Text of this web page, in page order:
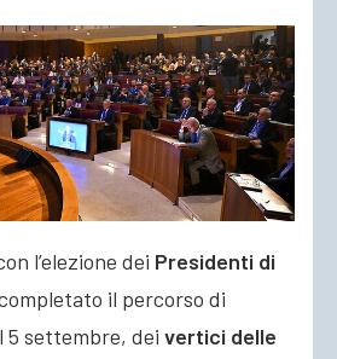
l’elezione dei Presidenti di
il percorso di
5 settembre, dei vertici delle